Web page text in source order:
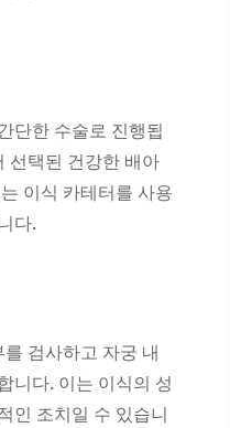
단한 수술로 진행됩
선택된 건강한 배아
이식 카테터를 사용
다.
검사하고 자궁 내
니다. 이는 이식의 성
인 조치일 수 있습니